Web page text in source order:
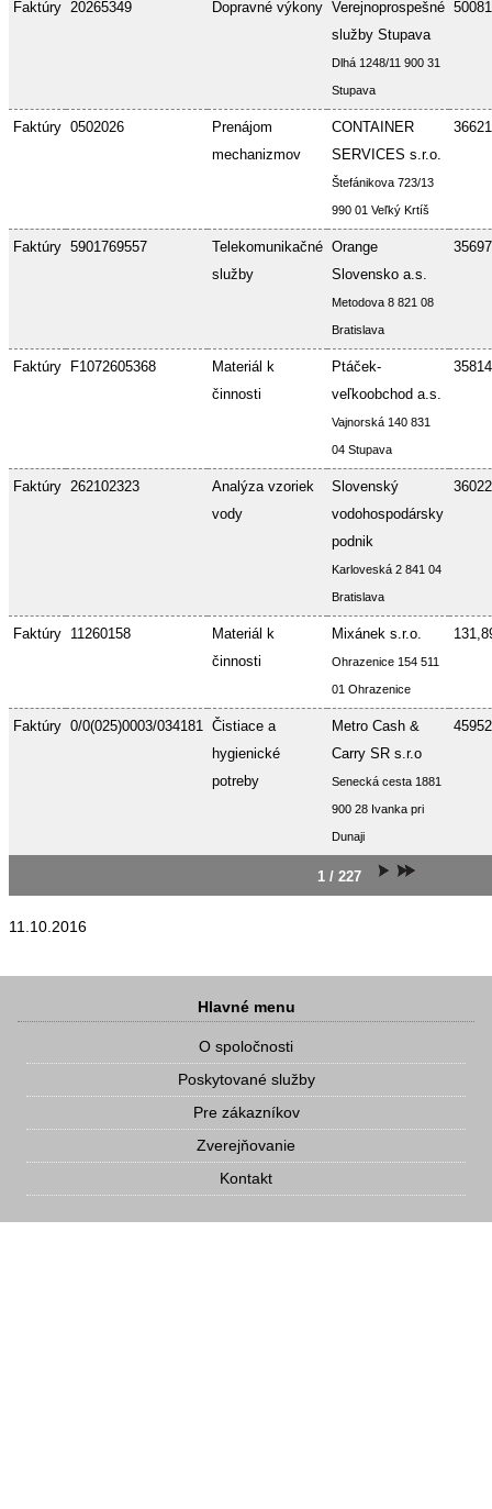
Faktúry 20265349 Dopravné výkony Verejnoprospešné
služby Stupava
Dlhá 1248/11 900 31
Stupava
Faktúry 0502026
Prenájom
mechanizmov
CONTAINER
SERVICES s.r.o.
Štefánikova 723/13
990 01 Veľký Krtíš
Faktúry 5901769557
Telekomunikačné
služby
Orange
Slovensko a.s.
Metodova 8 821 08
Bratislava
Faktúry F1072605368
Materiál k
činnosti
Ptáček-
veľkoobchod a.s.
Vajnorská 140 831
04 Stupava
Faktúry 262102323
Analýza vzoriek
vody
Slovenský
vodohospodársky
podnik
Karloveská 2 841 04
Bratislava
Faktúry 11260158
Materiál k
činnosti
Mixánek s.r.o.
Ohrazenice 154 511
01 Ohrazenice
Faktúry 0/0(025)0003/034181 Čistiace a
hygienické
potreby
Metro Cash &
Carry SR s.r.o
Senecká cesta 1881
900 28 Ivanka pri
Dunaji
1 / 227
11.10.2016
Hlavné menu
O spoločnosti
Poskytované služby
Pre zákazníkov
Zverejňovanie
Kontakt